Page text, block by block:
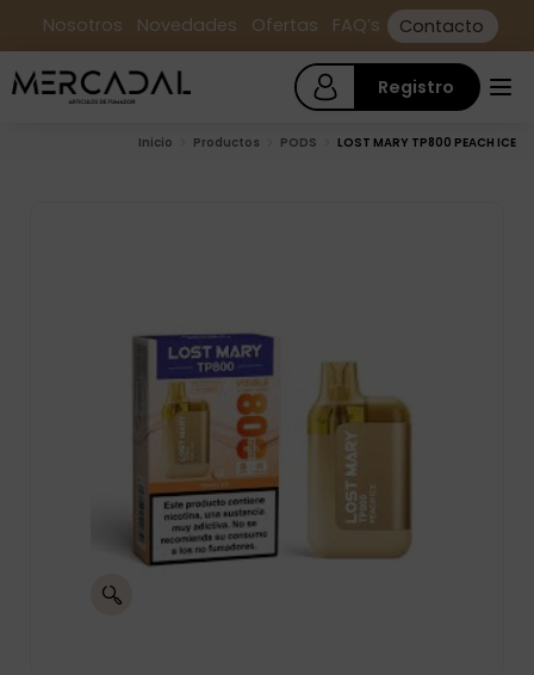
Nosotros Novedades Ofertas FAQ’s Contacto
Registro
Inicio Productos PODS LOST MARY TP800 PEACH ICE